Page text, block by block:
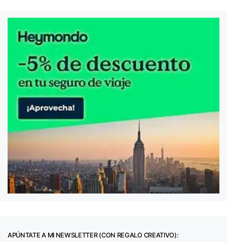
APÚNTATE A MI NEWSLETTER (CON REGALO CREATIVO):